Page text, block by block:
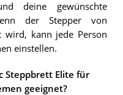
deine gewünschte
der Stepper von
wird, kann jede Person
einstellen.
Steppbrett Elite für
geeignet?